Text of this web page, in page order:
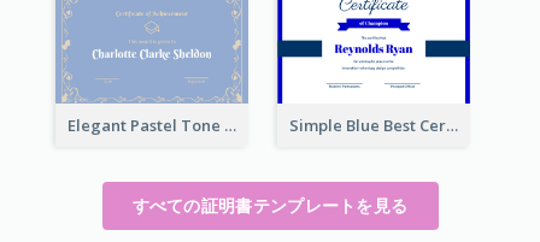
Elegant Pastel Tone Floral Certificate Design Simple Blue Best Certificate Design For Champion
すべての証明書テンプレートを見る